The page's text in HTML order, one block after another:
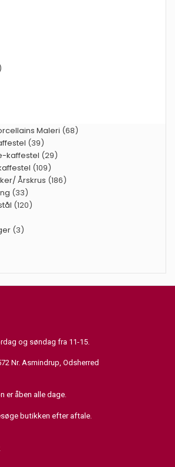
Maleri (68)
(39)
kaffestel (29)
(109)
Årskrus (186)
(33)
(120)
(3)
og søndag fra 11-15.
Nr. Asmindrup, Odsherred
er åben alle dage.
butikken efter aftale.